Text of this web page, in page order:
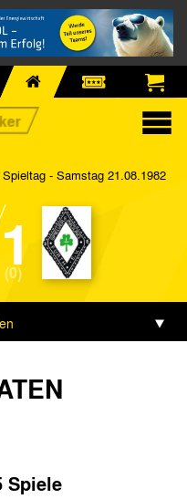
- Samstag 21.08.1982
1
(0)
Spiele